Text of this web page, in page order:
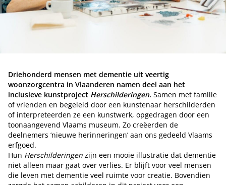
Driehonderd mensen met dementie uit veertig
woonzorgcentra in Vlaanderen namen deel aan het
inclusieve kunstproject Herschilderingen. Samen met familie
of vrienden en begeleid door een kunstenaar herschilderden
of interpreteerden ze een kunstwerk, opgedragen door een
toonaangevend Vlaams museum. Zo creëerden de
deelnemers ‘nieuwe herinneringen’ aan ons gedeeld Vlaams
erfgoed.
Hun Herschilderingen zijn een mooie illustratie dat dementie
niet alleen maar gaat over verlies. Er blijft voor veel mensen
die leven met dementie veel ruimte voor creatie. Bovendien